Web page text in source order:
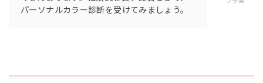
パーソナルカラー診断を受けてみましょう。